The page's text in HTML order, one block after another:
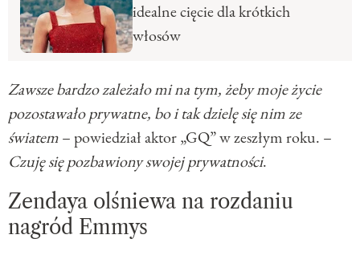
idealne cięcie dla krótkich
włosów
Zawsze bardzo zależało mi na tym, żeby moje życie
pozostawało prywatne, bo i tak dzielę się nim ze
światem– powiedział aktor „GQ” w zeszłym roku. –
Czuję się pozbawiony swojej prywatności.
Zendaya olśniewa na rozdaniu
nagród Emmys